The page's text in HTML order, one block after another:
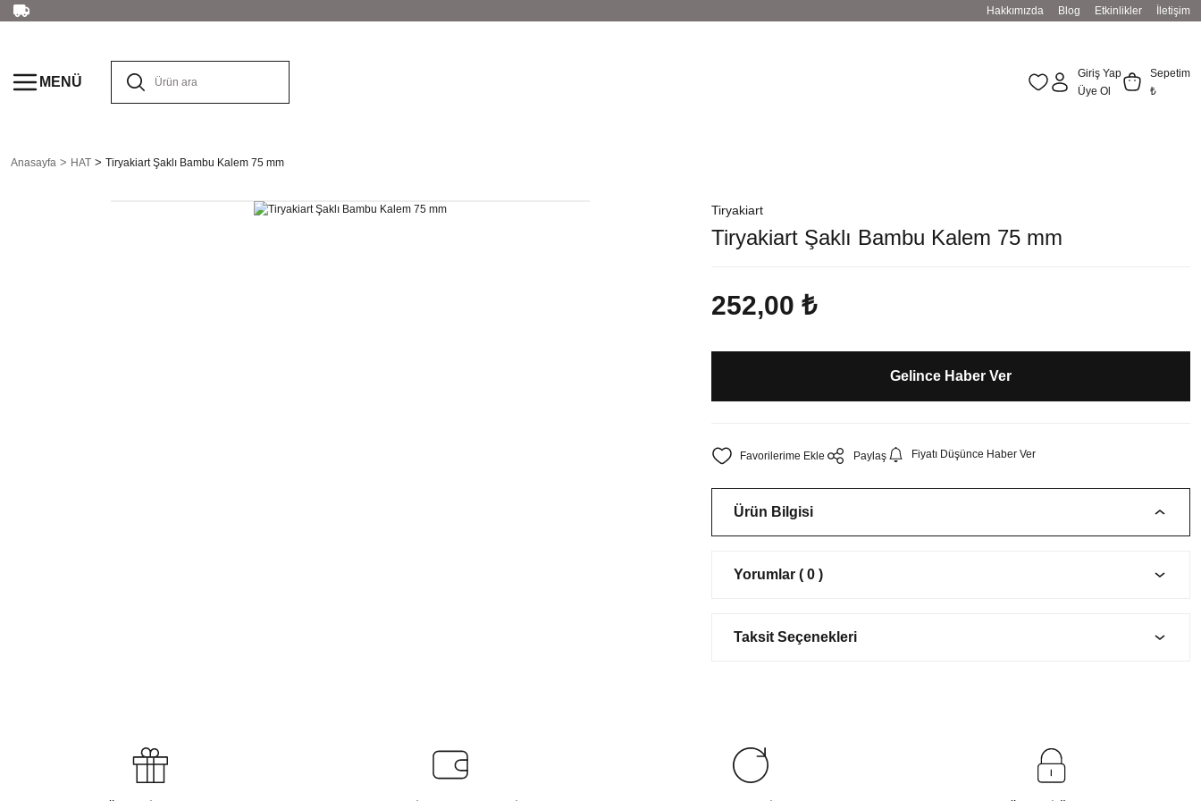
Hakkımızda Blog Etkinlikler İletişim
MENÜ
Giriş Yap
Üye Ol
Sepetim
₺
Anasayfa HAT Tiryakiart Şaklı Bambu Kalem 75 mm
Tiryakiart
Tiryakiart Şaklı Bambu Kalem 75 mm
252,00 ₺
Gelince Haber Ver
Paylaş Fiyatı Düşünce Haber Ver
Ürün Bilgisi
Yorumlar ( 0 )
Taksit Seçenekleri